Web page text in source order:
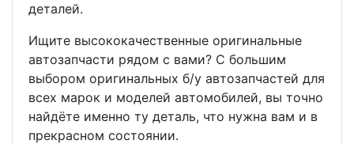
деталей.
Ищите высококачественные оригинальные
автозапчасти рядом с вами? С большим
выбором оригинальных б/у автозапчастей для
всех марок и моделей автомобилей, вы точно
найдёте именно ту деталь, что нужна вам и в
прекрасном состоянии.